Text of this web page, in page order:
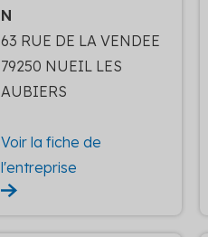
N
63 RUE DE LA VENDEE
79250 NUEIL LES
AUBIERS
Voir la fiche de
l'entreprise